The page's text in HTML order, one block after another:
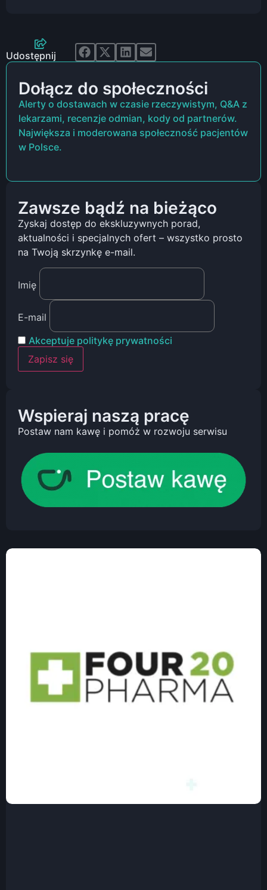
Udostępnij
Dołącz do społeczności
Alerty o dostawach w czasie rzeczywistym, Q&A z
lekarzami, recenzje odmian, kody od partnerów.
Największa i moderowana społeczność pacjentów
w Polsce.
Zawsze bądź na bieżąco
Zyskaj dostęp do ekskluzywnych porad,
aktualności i specjalnych ofert – wszystko prosto
na Twoją skrzynkę e-mail.
Imię
E-mail
Akceptuje politykę prywatności
Wspieraj naszą pracę
Postaw nam kawę i pomóż w rozwoju serwisu